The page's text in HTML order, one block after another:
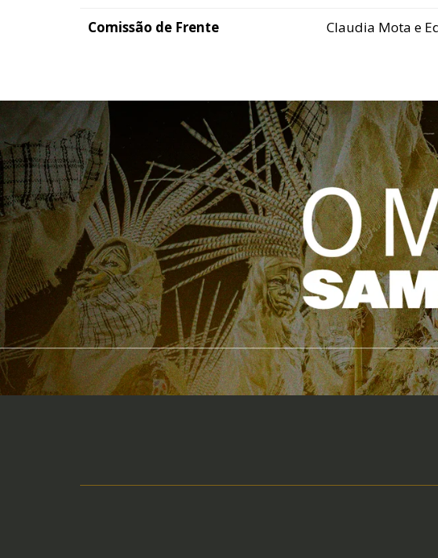
Comissão de Frente Claudia Mota e